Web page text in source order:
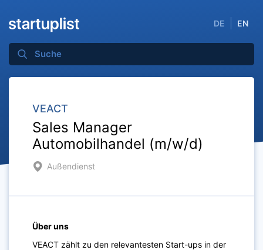
DE EN
VEACT
Sales Manager
Automobilhandel (m/w/d)
Außendienst
Über uns
VEACT zählt zu den relevantesten Start-ups in der